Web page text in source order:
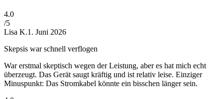
4.0
/5
Lisa K.1. Juni 2026
Skepsis war schnell verflogen
War erstmal skeptisch wegen der Leistung, aber es hat mich echt
überzeugt. Das Gerät saugt kräftig und ist relativ leise. Einziger
Minuspunkt: Das Stromkabel könnte ein bisschen länger sein.